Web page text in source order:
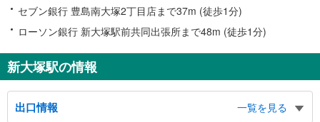
セブン銀行 豊島南大塚2丁目店まで37m (徒歩1分)
ローソン銀行 新大塚駅前共同出張所まで48m (徒歩1分)
新大塚駅の情報
出口情報
一覧を見る